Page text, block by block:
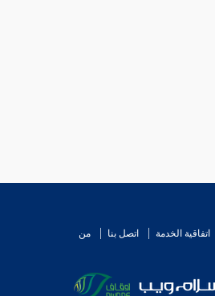
اتفاقية الخدمة اتصل بنا
من